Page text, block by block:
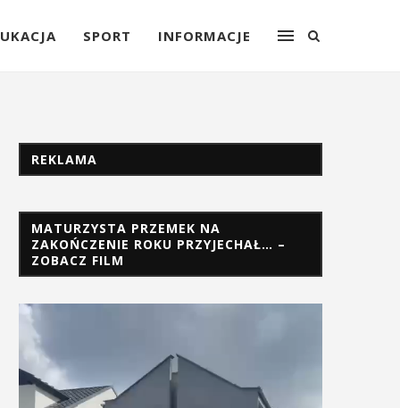
SPORT INFORMACJE
REKLAMA
MATURZYSTA PRZEMEK NA
ZAKOŃCZENIE ROKU PRZYJECHAŁ… –
ZOBACZ FILM
Odtwarzacz
video